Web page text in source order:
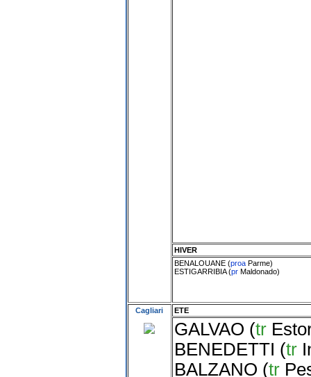
HIVER
BENALOUANE(proa Parme)
ESTIGARRIBIA(pr Maldonado)
Cagliari ETE
GALVAO (tr
BENEDETTI (tr
BALZANO (tr